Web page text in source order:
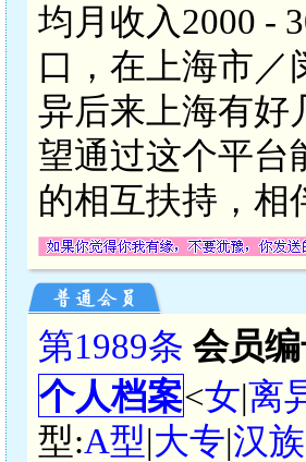
均月收入2000 -
口，在上海市／
异后来上海有好
望通过这个平台
的相互扶持，相
第1989条 会员
个人档案<女|离
型:A型|大专|汉族